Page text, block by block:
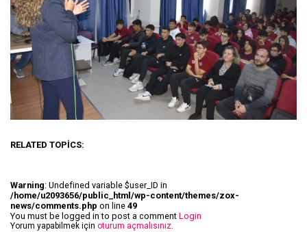
RELATED TOPICS:
Warning: Undefined variable $user_ID in
/home/u2093656/public_html/wp-content/themes/zox-
news/comments.php on line 49
You must be logged in to post a comment Login
Yorum yapabilmek için oturum açmalısınız.